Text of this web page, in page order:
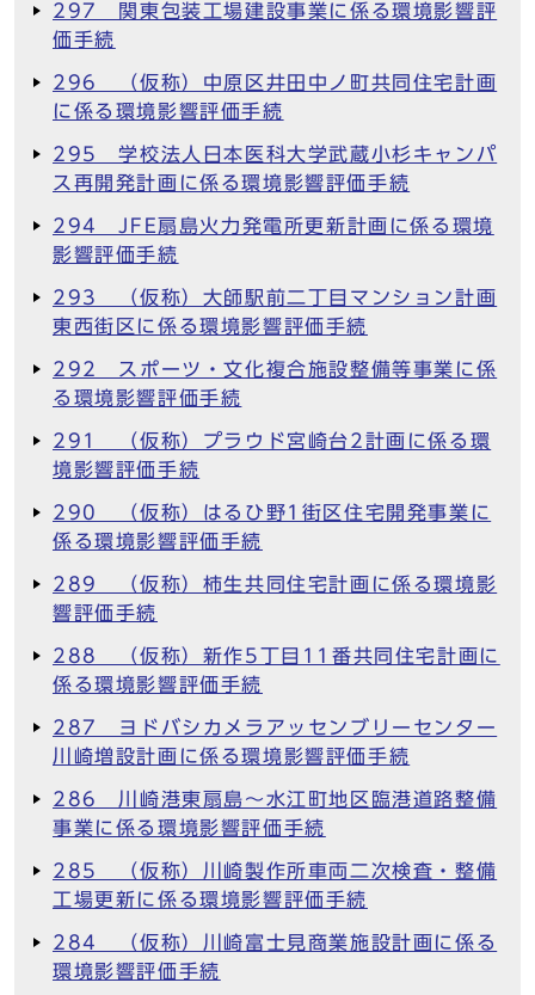
297 関東包装工場建設事業に係る環境影響評
価手続
296 （仮称）中原区井田中ノ町共同住宅計画
に係る環境影響評価手続
295 学校法人日本医科大学武蔵小杉キャンパ
ス再開発計画に係る環境影響評価手続
294 JFE扇島火力発電所更新計画に係る環境
影響評価手続
293 （仮称）大師駅前二丁目マンション計画
東西街区に係る環境影響評価手続
292 スポーツ・文化複合施設整備等事業に係
る環境影響評価手続
291 （仮称）プラウド宮崎台2計画に係る環
境影響評価手続
290 （仮称）はるひ野1街区住宅開発事業に
係る環境影響評価手続
289 （仮称）柿生共同住宅計画に係る環境影
響評価手続
288 （仮称）新作5丁目11番共同住宅計画に
係る環境影響評価手続
287 ヨドバシカメラアッセンブリーセンター
川崎増設計画に係る環境影響評価手続
286 川崎港東扇島～水江町地区臨港道路整備
事業に係る環境影響評価手続
285 （仮称）川崎製作所車両二次検査・整備
工場更新に係る環境影響評価手続
284 （仮称）川崎富士見商業施設計画に係る
環境影響評価手続